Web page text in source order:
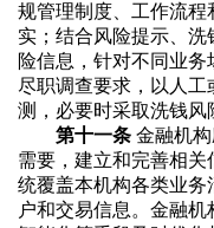
规管理制度、工作流
实；结合风险提示、
险信息，针对不同业
尽职调查要求，以人
测，必要时采取洗钱风
第十一条 金融机
需要，建立和完善相
统覆盖本机构各类业
户和交易信息。金融机